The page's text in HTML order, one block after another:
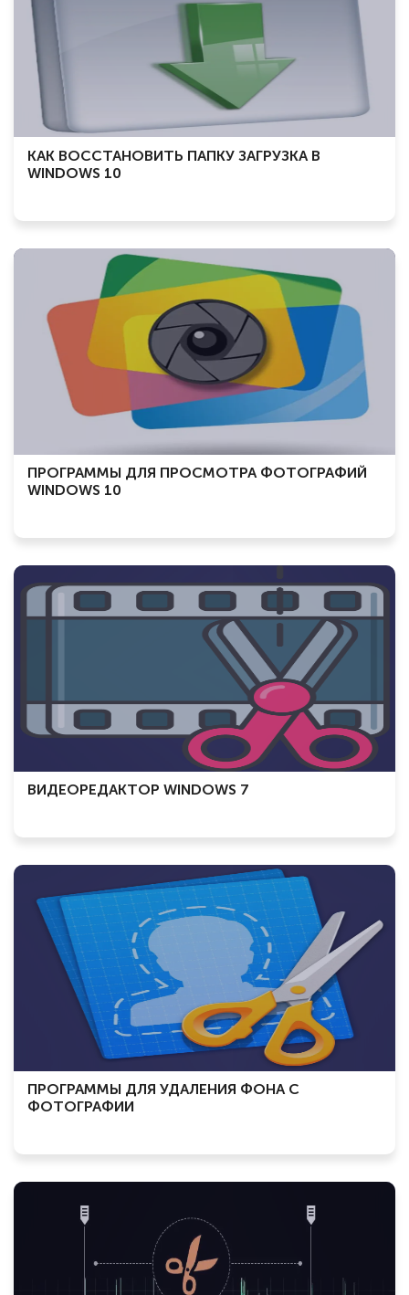
КАК ВОССТАНОВИТЬ ПАПКУ ЗАГРУЗКА В
WINDOWS 10
ПРОГРАММЫ ДЛЯ ПРОСМОТРА ФОТОГРАФИЙ
WINDOWS 10
ВИДЕОРЕДАКТОР WINDOWS 7
ПРОГРАММЫ ДЛЯ УДАЛЕНИЯ ФОНА С
ФОТОГРАФИИ